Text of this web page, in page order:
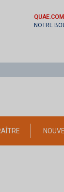
QUAE.COM
NOTRE